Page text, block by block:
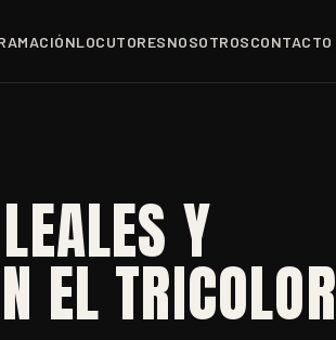
LOCUTORESNOSOTROSCONTACTO
Y
EL TRICOLOR